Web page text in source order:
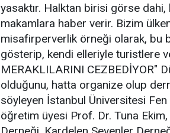
yasaktır. Halktan birisi görse
makamlara haber verir. Bizim
misafirperverlik örneği olarak, bu
gösterip, kendi elleriyle turistlere
MERAKLILARINI CEZBEDİYOR"
olduğunu, hatta organize olup
söyleyen İstanbul Üniversitesi
öğretim üyesi Prof. Dr. Tuna